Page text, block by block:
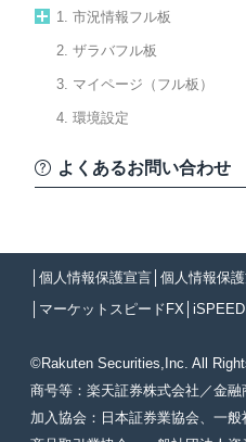
1. 市況情報フル板
2. ザラバフル板
3. マイページ（フル板）
4. 環境設定
よくあるお問い合わせ
個人情報保護宣言 個人情報保
マーケットスピードFX iSPEED
©Rakuten Securities,Inc. All
商号等：楽天証券株式会社／金
加入協会：日本証券業協会、一